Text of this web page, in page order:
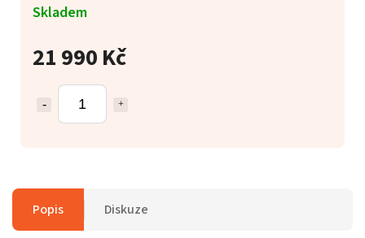
21 990 Kč
Skladem
Popis Diskuze